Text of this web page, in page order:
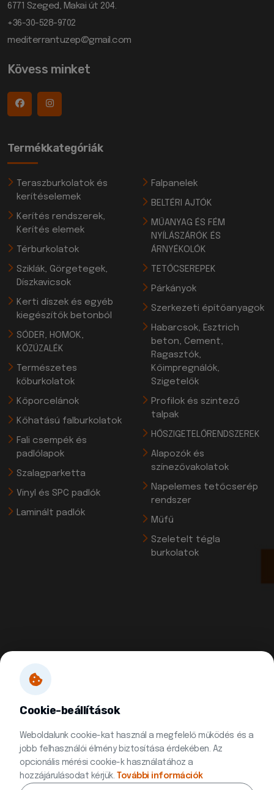
6771 Szeged, Makai út 204.
+36-30-528-9702
mediterrantuzep@gmail.com
Kövess minket
Termékkategóriák
Teraszburkolatok és
kerítéselemek
Kerítés rendszerek,
Kerítés elemek
Térburkolatok
Sziklák, Görgetegek,
Díszkavicsok
Kerti díszek és egyéb
kiegészítők betonból
SÓDER, HOMOK,
KŐZÚZALÉK
Természetes
kőburkolatok
Kőporcelánok
Kőhatású falburkolatok
Fali csempék és
padlólapok
Szalagparketta
Vinyl és SPC padlók
Laminált padlók
Falpanelek
BELTÉRI AJTÓK
MŰANYAG ÉS FÉM
NYÍLÁSZÁRÓK ÉS
ÁRNYÉKOLÓK
TETŐCSEREPEK
Párkányok
Szerkezeti építőanyagok
Habarcsok, Esztrich
beton, Cement,
Ragasztók,
Kőimpregnálók,
Szigetelők
Profilok és szintező
talpak
HŐSZIGETELŐRENDSZEREK
Alapozók és
színezővakolatok
Napelemes tetőcserép
rendszer
Műfű
Szeletelt tégla
burkolatok
Cookie-beállítások
Weboldalunk cookie-kat használ a megfelelő működés és a
jobb felhasználói élmény biztosítása érdekében. Az
opcionális mérési cookie-k használatához a
hozzájárulásodat kérjük.
További információk